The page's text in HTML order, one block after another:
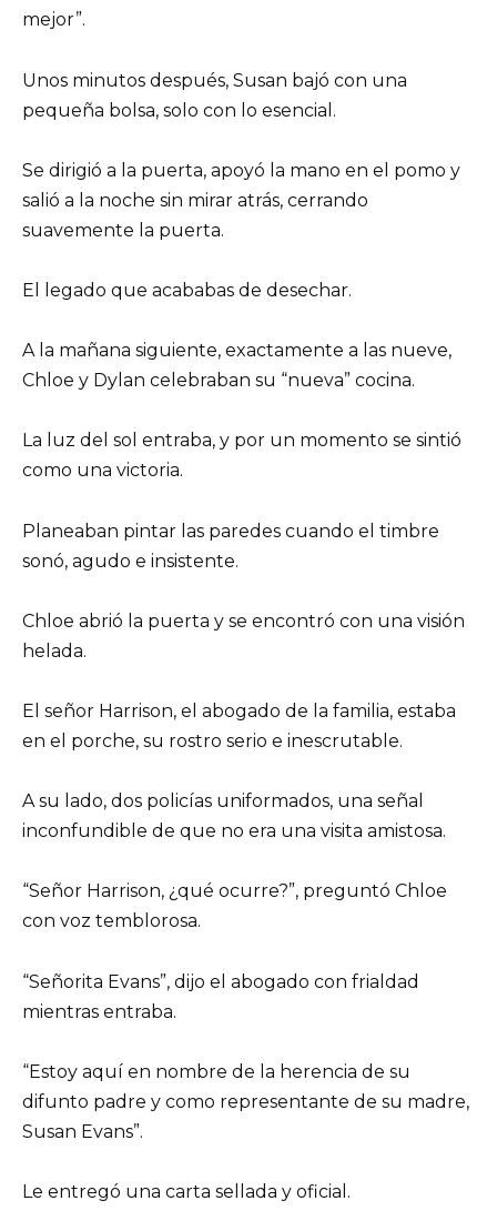
mejor”.
Unos minutos después, Susan bajó con una
pequeña bolsa, solo con lo esencial.
Se dirigió a la puerta, apoyó la mano en el pomo y
salió a la noche sin mirar atrás, cerrando
suavemente la puerta.
El legado que acababas de desechar.
A la mañana siguiente, exactamente a las nueve,
Chloe y Dylan celebraban su “nueva” cocina.
La luz del sol entraba, y por un momento se sintió
como una victoria.
Planeaban pintar las paredes cuando el timbre
sonó, agudo e insistente.
Chloe abrió la puerta y se encontró con una visión
helada.
El señor Harrison, el abogado de la familia, estaba
en el porche, su rostro serio e inescrutable.
A su lado, dos policías uniformados, una señal
inconfundible de que no era una visita amistosa.
“Señor Harrison, ¿qué ocurre?”, preguntó Chloe
con voz temblorosa.
“Señorita Evans”, dijo el abogado con frialdad
mientras entraba.
“Estoy aquí en nombre de la herencia de su
difunto padre y como representante de su madre,
Susan Evans”.
Le entregó una carta sellada y oficial.